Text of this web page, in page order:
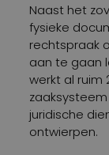
Naast het
fysieke
rechtspraak
aan te gaan
werkt al
juridische
ontwierpen.